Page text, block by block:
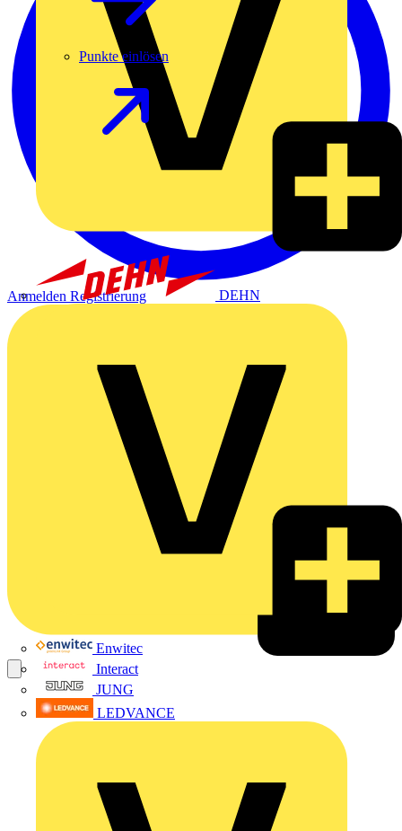
DEHN
Enwitec
Interact
JUNG
LEDVANCE
Punkte einlösen
Anmelden Registrierung